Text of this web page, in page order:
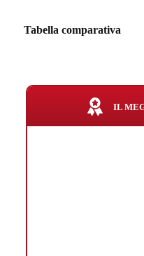
Tabella comparativa
IL